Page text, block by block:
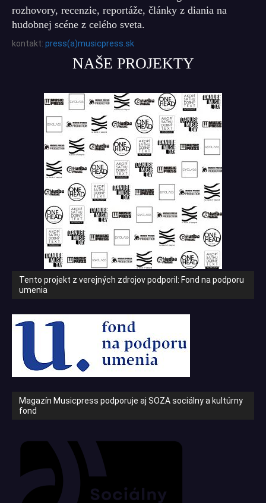
rozhovory, recenzie, reportáže, články z diania na
hudobnej scéne z celého sveta.
kontakt: press(a)musicpress.sk
NAŠE PROJEKTY
Tento projekt z verejných zdrojov podporil: Fond na podporu
umenia
Magazín Musicpress podporuje aj SOZA sociálny a kultúrny
fond